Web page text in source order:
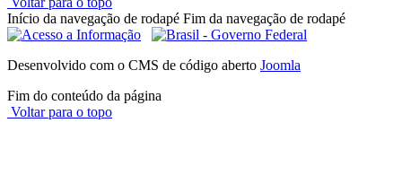
Início da navegação de rodapé Fim da navegação de rodapé
Desenvolvido com o CMS de código aberto Joomla
Fim do conteúdo da página
Voltar para o topo